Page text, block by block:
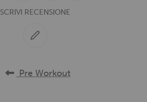
SCRIVI RECENSIONE
Pre Workout